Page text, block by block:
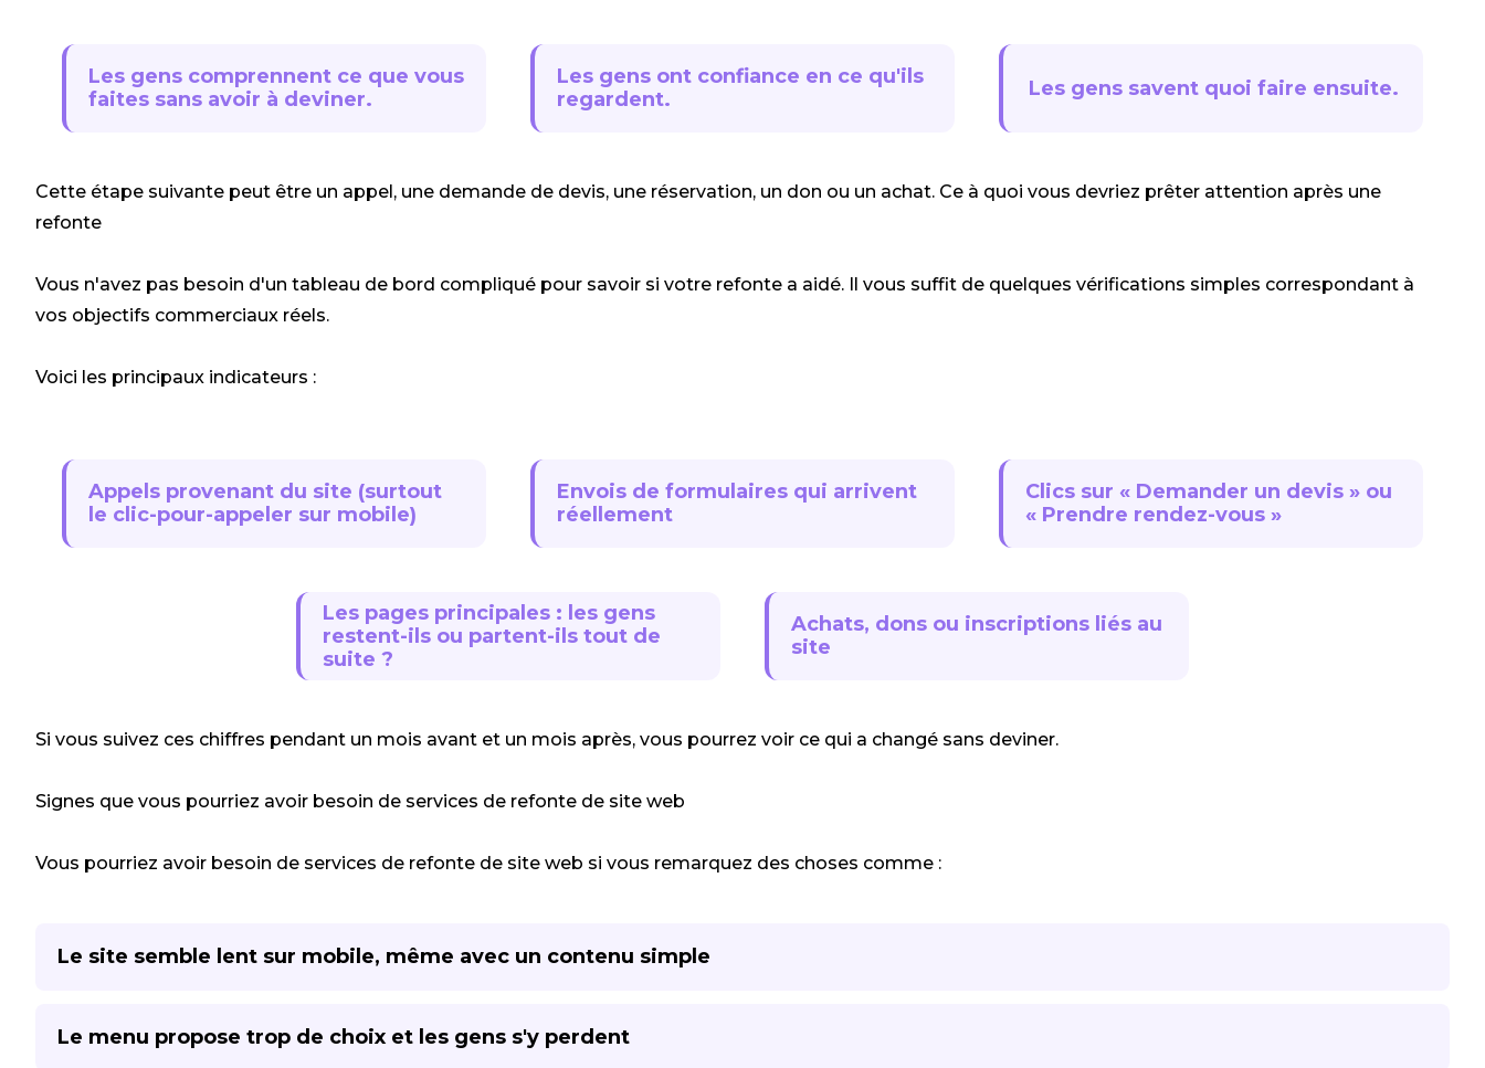
Les gens comprennent ce que vous
faites sans avoir à deviner.
Les gens ont confiance en ce qu'ils
regardent.
Les gens savent quoi faire ensuite.
Cette étape suivante peut être un appel, une demande de devis, une réservation, un don ou un achat. Ce à quoi vous devriez prêter attention après une
refonte
Vous n'avez pas besoin d'un tableau de bord compliqué pour savoir si votre refonte a aidé. Il vous suffit de quelques vérifications simples correspondant à
vos objectifs commerciaux réels.
Voici les principaux indicateurs :
Appels provenant du site (surtout
le clic-pour-appeler sur mobile)
Envois de formulaires qui arrivent
réellement
Clics sur « Demander un devis » ou
« Prendre rendez-vous »
Les pages principales : les gens
restent-ils ou partent-ils tout de
suite ?
Achats, dons ou inscriptions liés au
site
Si vous suivez ces chiffres pendant un mois avant et un mois après, vous pourrez voir ce qui a changé sans deviner.
Signes que vous pourriez avoir besoin de services de refonte de site web
Vous pourriez avoir besoin de services de refonte de site web si vous remarquez des choses comme :
Le site semble lent sur mobile, même avec un contenu simple
Le menu propose trop de choix et les gens s'y perdent